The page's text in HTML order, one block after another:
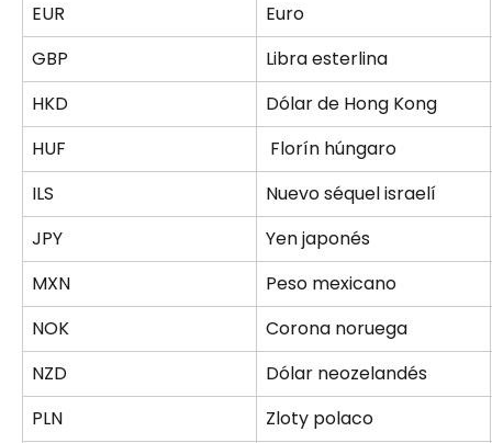
EUR
Euro
GBP
Libra esterlina
HKD
Dólar de Hong Kong
HUF
Florín húngaro
ILS
Nuevo séquel israelí
JPY
Yen japonés
MXN
Peso mexicano
NOK
Corona noruega
NZD
Dólar neozelandés
PLN
Zloty polaco